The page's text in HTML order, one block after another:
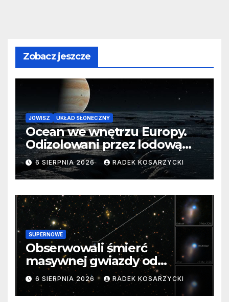
Zobacz jeszcze
JOWISZ UKŁAD SŁONECZNY
Ocean we wnętrzu Europy.
Odizolowani przez lodową
barierę
6 SIERPNIA 2026 RADEK KOSARZYCKI
SUPERNOWE
Obserwowali śmierć
masywnej gwiazdy od
samego początku. Niezwykle
cenne dane
6 SIERPNIA 2026 RADEK KOSARZYCKI